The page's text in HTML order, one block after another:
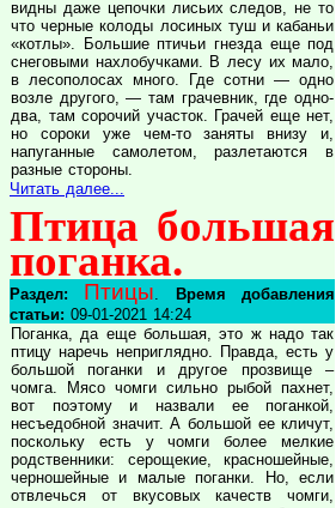
видны даже цепочки лисьих следов, не то
что черные колоды лосиных туш и кабаньи
«котлы». Большие птичьи гнезда еще под
снеговыми нахлобучками. В лесу их мало,
в лесополосах много. Где сотни — одно
возле другого, — там грачевник, где одно-
два, там сорочий участок. Грачей еще нет,
но сороки уже чем-то заняты внизу и,
напуганные самолетом, разлетаются в
разные стороны.
Читать далее...
Птица большая
поганка.
Раздел: Птицы
Время добавления
статьи: 09-01-2021 14:24
Поганка, да еще большая, это ж надо так
птицу наречь неприглядно. Правда, есть у
большой поганки и другое прозвище –
чомга. Мясо чомги сильно рыбой пахнет,
вот поэтому и назвали ее поганкой,
несъедобной значит. А большой ее кличут,
поскольку есть у чомги более мелкие
родственники: серощекие, красношейные,
черношейные и малые поганки. Но, если
отвлечься от вкусовых качеств чомги,